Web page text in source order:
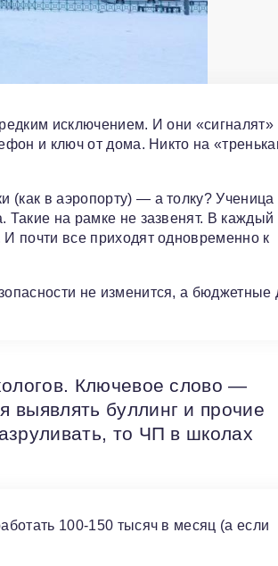
исключением. И они «сигналят»
и ключ от дома. Никто на
(как в аэропорту) — а толку? Ученица
на рамке не зазвенят. В каждый
почти все приходят одновременно к
не изменится, а бюджетные
Ключевое слово —
выявлять буллинг и прочие
то ЧП в школах
100-150 тысяч в месяц (а если